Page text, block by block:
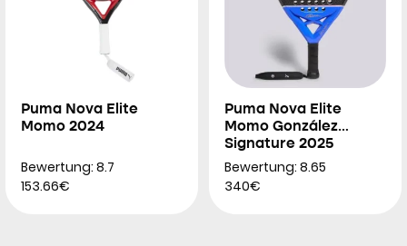
Puma Nova Elite
Momo 2024
Bewertung: 8.7
153.66€
Puma Nova Elite
Momo González
Signature 2025
Bewertung: 8.65
340€